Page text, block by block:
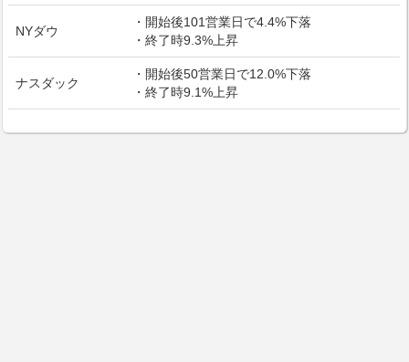
NYダウ
・開始後101営業日で4.4%下落
・終了時9.3%上昇
ナスダック
・開始後50営業日で12.0%下落
・終了時9.1%上昇